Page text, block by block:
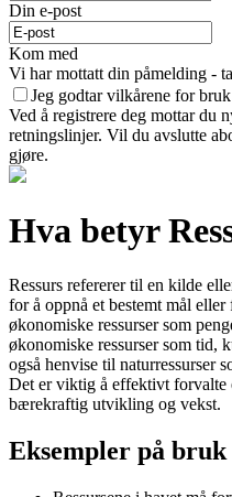
Din e-post
Kom med
Vi har mottatt din påmelding -
Jeg godtar vilkårene for
Ved å registrere deg mottar du
retningslinjer. Vil du avslutte
gjøre.
Hva betyr
Ressurs refererer til en kilde
for å oppnå et bestemt mål
økonomiske ressurser som
økonomiske ressurser som tid,
også henvise til naturressurser
Det er viktig å effektivt forvalte
bærekraftig utvikling og vekst.
Eksempler på bruk